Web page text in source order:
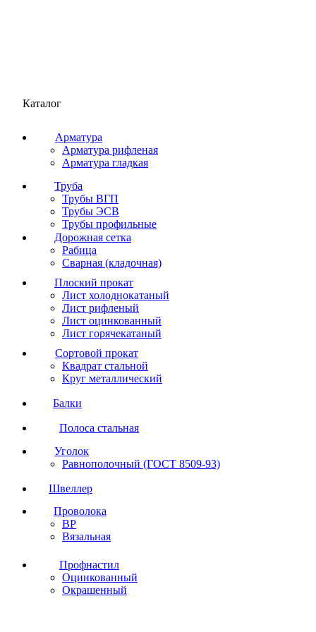
Каталог
Арматура
Арматура рифленая
Арматура гладкая
Труба
Трубы ВГП
Трубы ЭСВ
Трубы профильные
Дорожная сетка
Рабица
Сварная (кладочная)
Плоский прокат
Лист холоднокатаный
Лист рифленый
Лист оцинкованный
Лист горячекатаный
Сортовой прокат
Квадрат стальной
Круг металлический
Балки
Полоса стальная
Уголок
Равнополочный (ГОСТ 8509-93)
Швеллер
Проволока
ВР
Вязальная
Профнастил
Оцинкованный
Окрашенный